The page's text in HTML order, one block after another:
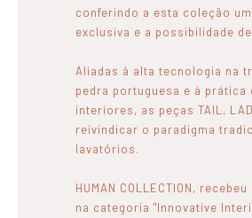
conferindo a esta coleção
exclusiva e a possibilidade
Aliadas à alta tecnologia na
pedra portuguesa e à prática
interiores, as peças TAIL,
reivindicar o paradigma
lavatórios.
HUMAN COLLECTION,
na categoria "Innovative